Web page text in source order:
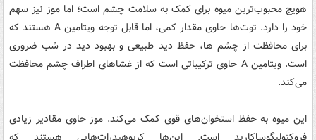
هویج محبوب‌ترین میوه برای کمک به سلامت چشم است؛ اما موز نیز سهم
خود را دارد. توت‌ها حاوی مقدار کمی، اما قابل توجه ویتامین A هستند که
برای محافظت از چشم ها، حفظ دید طبیعی و بهبود دید در شب ضروری
است. ویتامین A حاوی ترکیباتی است که از غشاهای اطراف چشم محافظت
می‌کند.
این میوه به حفظ استخوان‌های قوی کمک می‌کند. موز حاوی مقادیر زیادی
فروکتولیگوساکارید است. این‌ها کربوهیدرات‌هایی هستند که